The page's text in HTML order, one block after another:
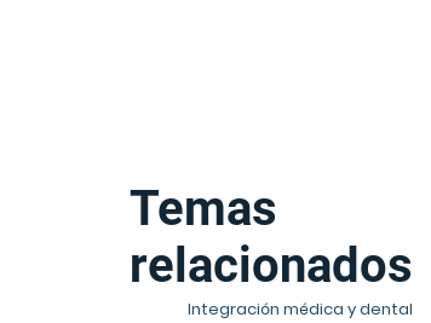
Temas
relacionados
Integración médica y dental